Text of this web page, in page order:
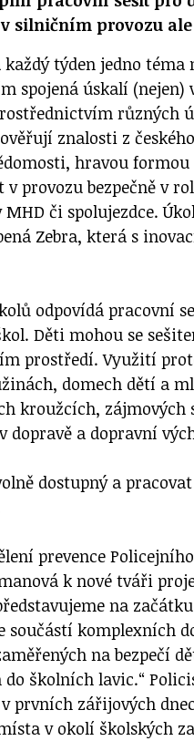
silničním provozu
každý týden jedno
spojená úskalí
různých
znalosti z
hravou
v provozu bezpečně v
či spolujezdce.
Zebra, která s
odpovídá pracovní
Děti mohou se
prostředí. Využití
domech dětí a
kroužcích,
dopravě a dopravní
dostupný a
prevence
k nové tváři
na
součástí komplexních
na bezpečí
školních lavic.“
prvních zářijových
v okolí školských